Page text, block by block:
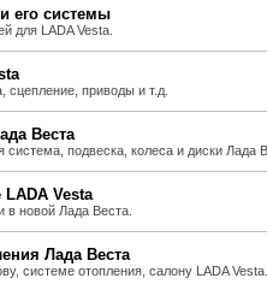
его системы
для LADA Vesta.
сцепление, приводы и т.д.
Веста
подвеска, колеса и диски Лада
Vesta
в новой Лада Веста.
Лада Веста
системе отопления, салону LADA Vesta.